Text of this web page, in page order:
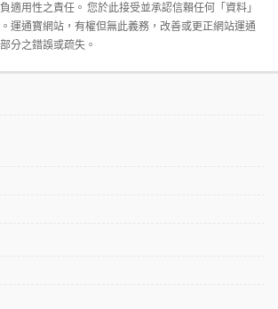
適用性之責任。 您於此接受並承認信賴任何「資料」
運通寶網站，有權但無此義務，改善或更正網站運通
分之錯誤或疏失。